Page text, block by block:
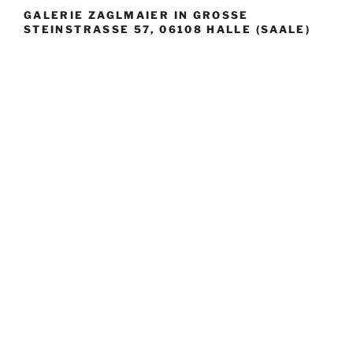
GALERIE ZAGLMAIER IN GROSSE S
TEINSTRASSE 57, 06108 HALLE (SAALE)